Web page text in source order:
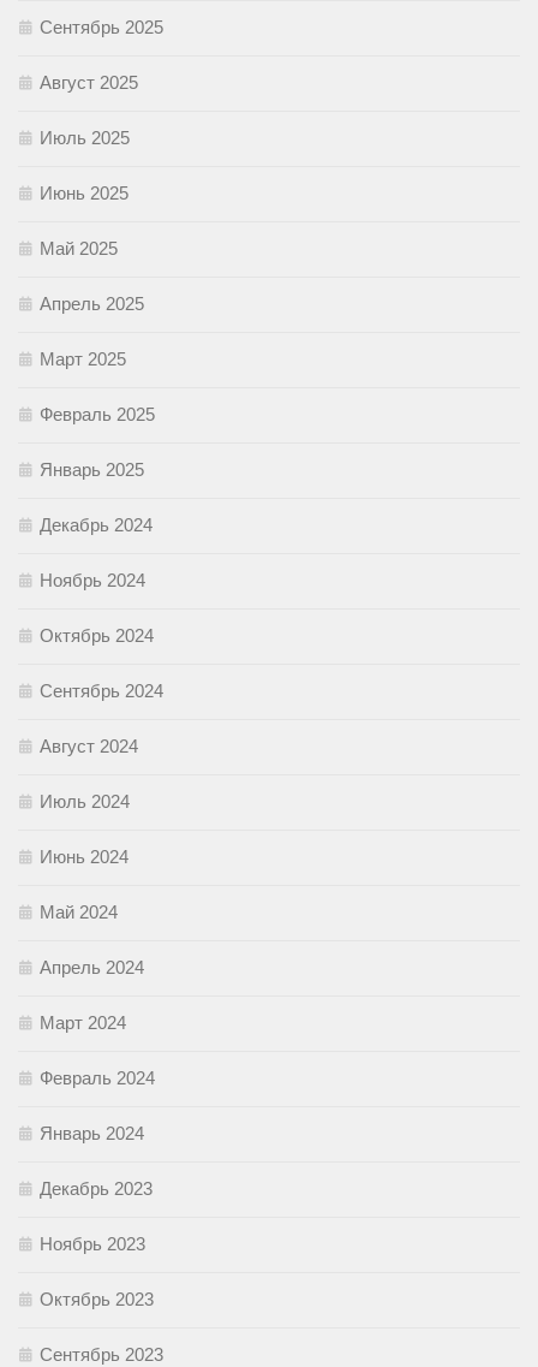
Сентябрь 2025
Август 2025
Июль 2025
Июнь 2025
Май 2025
Апрель 2025
Март 2025
Февраль 2025
Январь 2025
Декабрь 2024
Ноябрь 2024
Октябрь 2024
Сентябрь 2024
Август 2024
Июль 2024
Июнь 2024
Май 2024
Апрель 2024
Март 2024
Февраль 2024
Январь 2024
Декабрь 2023
Ноябрь 2023
Октябрь 2023
Сентябрь 2023